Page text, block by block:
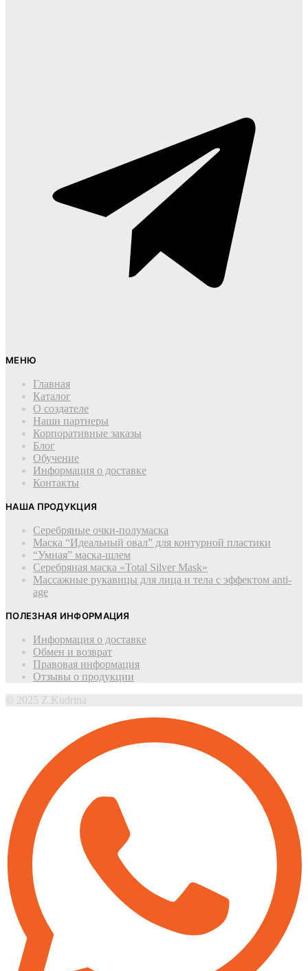
МЕНЮ
Главная
Каталог
О создателе
Наши партнеры
Корпоративные заказы
Блог
Обучение
Информация о доставке
Контакты
НАША ПРОДУКЦИЯ
Серебряные очки-полумаска
Маска “Идеальный овал” для контурной пластики
“Умная” маска-шлем
Cеребряная маска «Total Silver Mask»
Массажные рукавицы для лица и тела с эффектом anti-
age
ПОЛЕЗНАЯ ИНФОРМАЦИЯ
Информация о доставке
Обмен и возврат
Правовая информация
Отзывы о продукции
© 2025 Z.Kudrina